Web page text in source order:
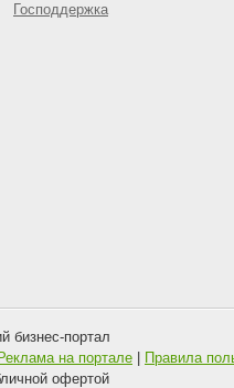
Господдержка
бизнес-портал
Реклама на портале
Правила
офертой